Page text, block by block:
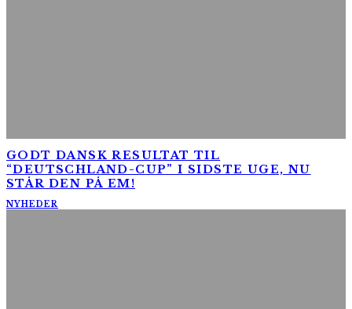
GODT DANSK RESULTAT TIL
“DEUTSCHLAND-CUP” I SIDSTE UGE, NU
STÅR DEN PÅ EM!
NYHEDER